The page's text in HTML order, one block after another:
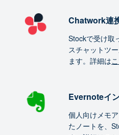
Chatwork連
Stockで受け取
スチャットツ
ます。詳細は
Evernoteイ
個人向けメモ
たノートを、